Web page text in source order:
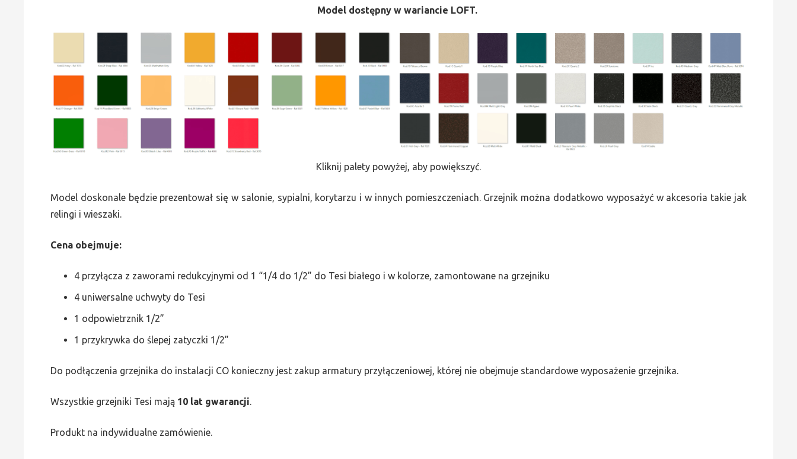
Model dostępny w wariancie LOFT.
Kliknij palety powyżej, aby powiększyć.
Model doskonale będzie prezentował się w salonie, sypialni, korytarzu i w innych pomieszczeniach. Grzejnik można dodatkowo wyposażyć w akcesoria takie jak
relingi i wieszaki.
Cena obejmuje:
4 przyłącza z zaworami redukcyjnymi od 1 “1/4 do 1/2” do Tesi białego i w kolorze, zamontowane na grzejniku
4 uniwersalne uchwyty do Tesi
1 odpowietrznik 1/2”
1 przykrywka do ślepej zatyczki 1/2”
Do podłączenia grzejnika do instalacji CO konieczny jest zakup armatury przyłączeniowej, której nie obejmuje standardowe wyposażenie grzejnika.
Wszystkie grzejniki Tesi mają 10 lat gwarancji.
Produkt na indywidualne zamówienie.